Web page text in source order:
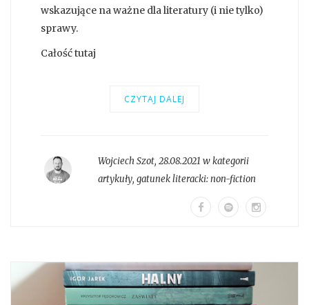
wskazujące na ważne dla literatury (i nie tylko)
sprawy.
Całość tutaj
CZYTAJ DALEJ
Wojciech Szot, 28.08.2021 w kategorii
artykuły, gatunek literacki:non-fiction